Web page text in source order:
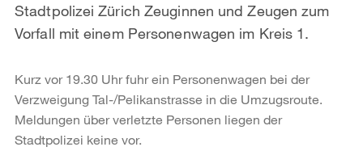
Stadtpolizei Zürich Zeuginnen und Zeugen zum
Vorfall mit einem Personenwagen im Kreis 1.
Kurz vor 19.30 Uhr fuhr ein Personenwagen bei der
Verzweigung Tal-/Pelikanstrasse in die Umzugsroute.
Meldungen über verletzte Personen liegen der
Stadtpolizei keine vor.